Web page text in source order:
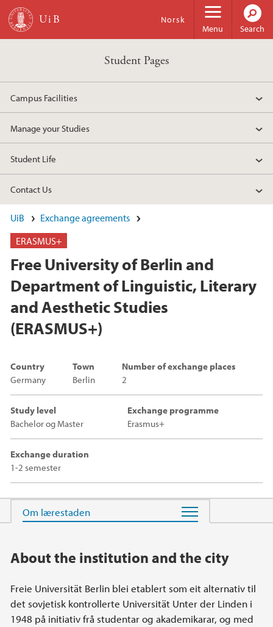
Skip to main content
Menu
Norsk
Search
Student Pages
Campus Facilities
Manage your Studies
Student Life
Contact Us
UiB
Exchange agreements
ERASMUS+
Free University of Berlin and
Department of Linguistic, Literary
and Aesthetic Studies
(ERASMUS+)
Country
Germany
Town
Berlin
Number of exchange places
2
Study level
Bachelor og Master
Exchange programme
Erasmus+
Exchange duration
1-2 semester
Main content
About the institution and the city
Freie Universität Berlin blei etablert som eit alternativ til
det sovjetisk kontrollerte Universität Unter der Linden i
1948 på initiativ frå studentar og akademikarar, og med